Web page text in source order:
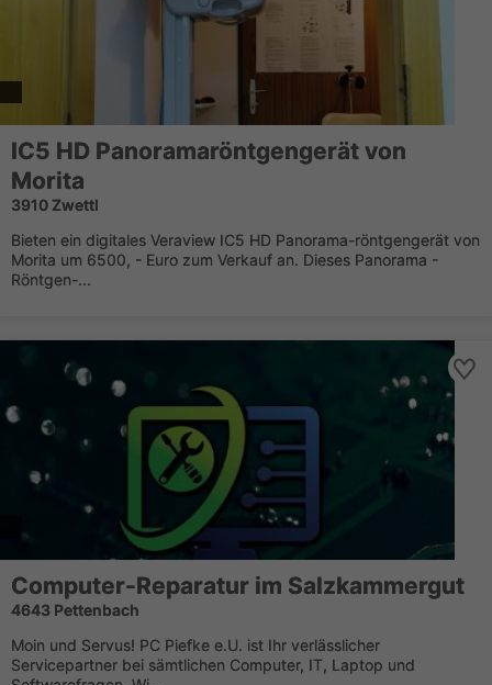
IC5 HD Panoramaröntgengerät von
Morita
3910 Zwettl
Bieten ein digitales Veraview IC5 HD Panorama-röntgengerät von
Morita um 6500, - Euro zum Verkauf an. Dieses Panorama -
Röntgen-...
Computer-Reparatur im Salzkammergut
4643 Pettenbach
Moin und Servus! PC Piefke e.U. ist Ihr verlässlicher
Servicepartner bei sämtlichen Computer, IT, Laptop und